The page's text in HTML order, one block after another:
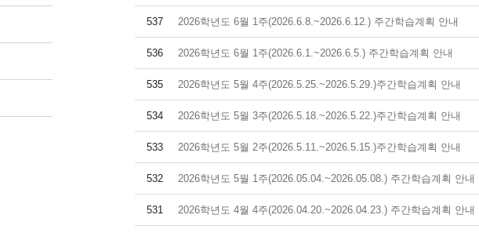
537 2026학년도 6월 1주(2026.6.8.~2026.6.12.) 주간학습계획 안내
536 2026학년도 6월 1주(2026.6.1.~2026.6.5.) 주간학습계획 안내
535 2026학년도 5월 4주(2026.5.25.~2026.5.29.)주간학습계획 안내
534 2026학년도 5월 3주(2026.5.18.~2026.5.22.)주간학습계획 안내
533 2026학년도 5월 2주(2026.5.11.~2026.5.15.)주간학습계획 안내
532 2026학년도 5월 1주(2026.05.04.~2026.05.08.) 주간학습계획 안내
531 2026학년도 4월 4주(2026.04.20.~2026.04.23.) 주간학습계획 안내